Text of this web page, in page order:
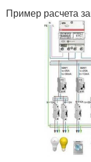
Пример расчета